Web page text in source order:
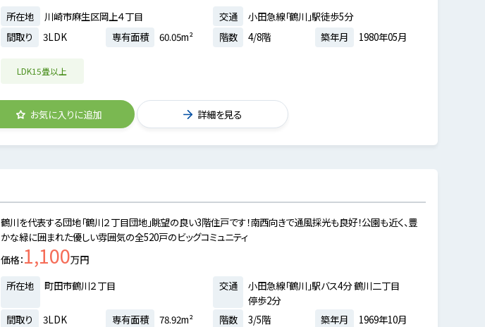
所在地
川崎市麻生区岡上４丁目 交通
小田急線「鶴川」駅徒歩5分
間取り
3LDK 専有面積 60.05m² 階数 4/8階 築年月 1980年05月
LDK15畳以上
お気に入りに追加 詳細を見る
鶴川を代表する団地「鶴川２丁目団地」眺望の良い3階住戸です！南西向きで通風採光も良好！公園も近く、豊
かな緑に囲まれた優しい雰囲気の全520戸のビッグコミュニティ
価格 1,100万円
所在地
町田市鶴川２丁目 交通
小田急線「鶴川」駅バス4分 鶴川二丁目
停歩2分
間取り
3LDK 専有面積 78.92m² 階数 3/5階 築年月 1969年10月